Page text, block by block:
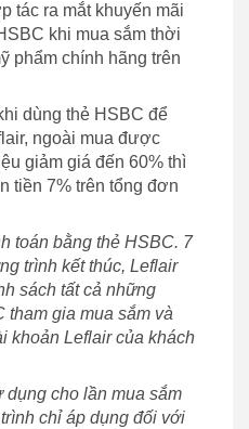
tác ra mắt khuyến mãi
khi mua sắm thời
phẩm chính hãng trên
dùng thẻ HSBC để
ngoài mua được
giảm giá đến 60% thì
tiền 7% trên tổng đơn
toán bằng thẻ HSBC. 7
trình kết thúc, Leflair
sách tất cả những
tham gia mua sắm và
khoản Leflair của khách
cho lần mua sắm
chỉ áp dụng đối với